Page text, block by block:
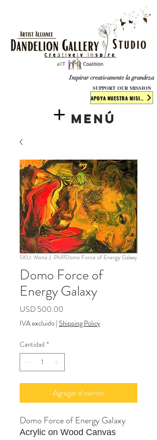
​​​Inspirar creativamente la grandeza
Menú
SUPPORT OUR MISSION
SKU: Mona J. PhiffDomo Force of Energy Galaxy
Domo Force of
Energy Galaxy
USD 500.00
IVA excluido | Shipping Policy
Cantidad *
Agregar al carrito
Domo Force of Energy Galaxy
Acrylic on Wood Canvas